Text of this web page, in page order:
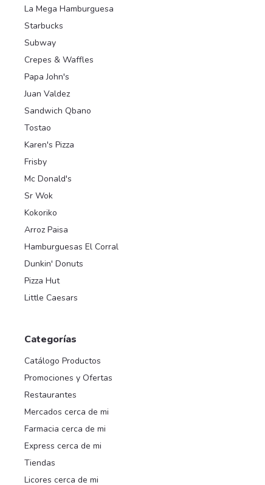
La Mega Hamburguesa
Starbucks
Subway
Crepes & Waffles
Papa John's
Juan Valdez
Sandwich Qbano
Tostao
Karen's Pizza
Frisby
Mc Donald's
Sr Wok
Kokoriko
Arroz Paisa
Hamburguesas El Corral
Dunkin' Donuts
Pizza Hut
Little Caesars
Categorías
Catálogo Productos
Promociones y Ofertas
Restaurantes
Mercados cerca de mi
Farmacia cerca de mi
Express cerca de mi
Tiendas
Licores cerca de mi